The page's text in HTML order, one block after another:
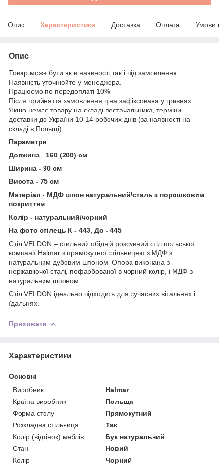
Опис Характеристики Доставка Оплата Умови
Опис
Товар може бути як в наявності,так і під замовлення.
Наявність уточнюйте у менеджера.
Працюємо по передоплаті 10%
Після прийняття замовлення ціна зафіксована у гривнях.
Якщо немає товару на складі постачальника, терміни
доставки до України 10-14 робочих днів (за наявності на
складі в Польщі)
Параметри
Довжина - 160 (200) см
Ширина - 90 см
Висота - 75 см
Матеріал - МДФ шпон натуральний/сталь з порошковим
покриттям
Колір - натуральний/чорний
На фото стілець К - 443, До - 445
Стіл VELDON – стильний обідній розсувний стіл польської
компанії Halmar з прямокутної стільницею з МДФ з
натуральним дубовим шпоном. Опора виконана з
нержавіючої сталі, пофарбованої в чорний колір, і МДФ з
натуральним шпоном.
Стіл VELDON ідеально підходить для сучасних вітальнях і
їдальнях.
Приховати
Характеристики
Основні
Виробник
Halmar
Країна виробник
Польща
Форма столу
Прямокутний
Розкладна стільниця
Так
Колір (відтінок) меблів
Бук натуральний
Стан
Новий
Колір
Чорний